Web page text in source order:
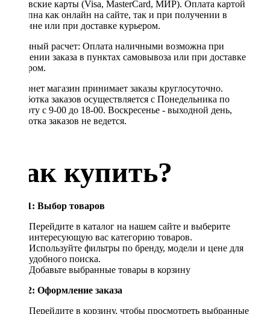
банковские карты (Visa, MasterCard, МИР). Оплата картой
доступна как онлайн на сайте, так и при получении в
магазине или при доставке курьером.
Наличный расчет: Оплата наличными возможна при
получении заказа в пунктах самовывоза или при доставке
курьером.
Интернет магазин принимает заказы круглосуточно.
Обработка заказов осуществляется с Понедельника по
Субботу с 9-00 до 18-00. Воскресенье - выходной день,
обработка заказов не ведется.
Как купить?
Шаг 1: Выбор товаров
Перейдите в каталог на нашем сайте и выберите
интересующую вас категорию товаров.
Используйте фильтры по бренду, модели и цене для
удобного поиска.
Добавьте выбранные товары в корзину
Шаг 2: Оформление заказа
Перейдите в корзину, чтобы просмотреть выбранные